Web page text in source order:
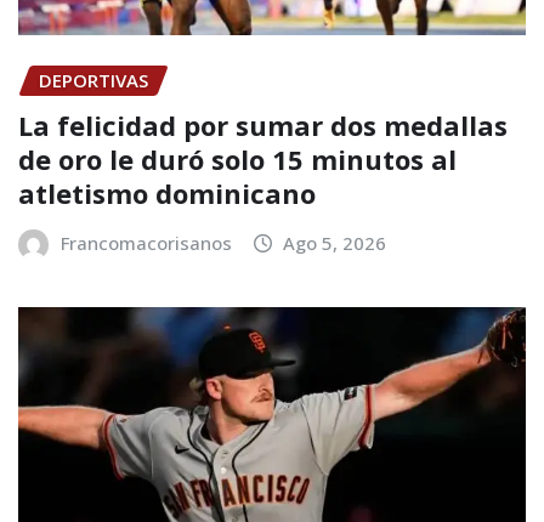
DEPORTIVAS
La felicidad por sumar dos medallas
de oro le duró solo 15 minutos al
atletismo dominicano
Francomacorisanos Ago 5, 2026